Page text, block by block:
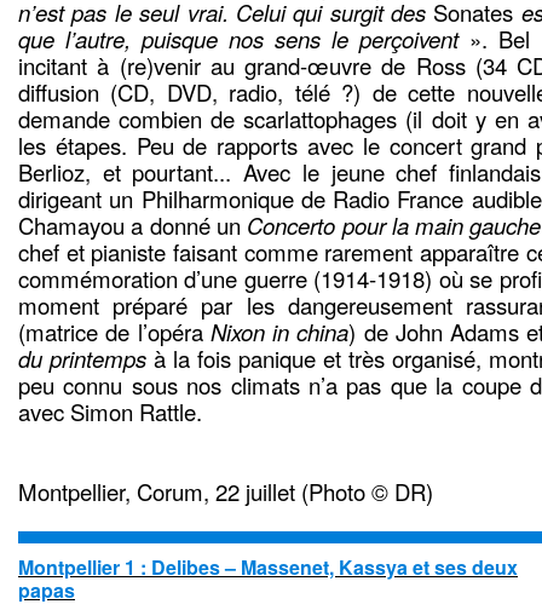
n’est pas le seul vrai. Celui qui surgit des Sonates
que l’autre, puisque nos sens le perçoivent». Bel
incitant à (re)venir au grand-œuvre de Ross (34
diffusion (CD, DVD, radio, télé ?) de cette
demande combien de scarlattophages (il doit y en
les étapes. Peu de rapports avec le concert grand
Berlioz, et pourtant... Avec le jeune chef
dirigeant un Philharmonique de Radio France
Chamayou a donné un Concerto pour la main gauche
chef et pianiste faisant comme rarement apparaître
commémoration d’une guerre (1914-1918) où se
moment préparé par les dangereusement
(matrice de l’opéra Nixon in china) de John Adams
du printemps à la fois panique et très organisé,
peu connu sous nos climats n’a pas que la coupe
avec Simon Rattle.
Montpellier, Corum, 22 juillet (Photo © DR)
Montpellier 1 : Delibes – Massenet, Kassya et ses deux
papas